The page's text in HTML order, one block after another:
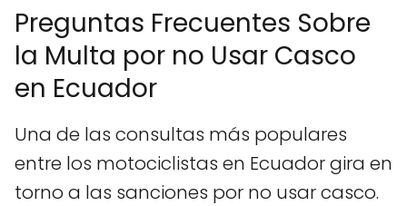
Preguntas Frecuentes Sobre
la Multa por no Usar Casco
en Ecuador
Una de las consultas más populares
entre los motociclistas en Ecuador gira en
torno a las sanciones por no usar casco.